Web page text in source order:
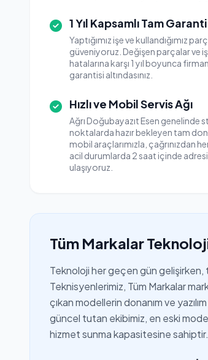
1 Yıl Kapsamlı Tam Garanti
Yaptığımız işe ve kullandığımız
güveniyoruz. Değişen parçalar ve
hatalarına karşı 1 yıl boyunca
garantisi altındasınız.
Hızlı ve Mobil Servis Ağı
Ağrı Doğubayazıt Esen genelinde
noktalarda hazır bekleyen tam
mobil araçlarımızla, çağrınızdan
acil durumlarda 2 saat içinde
ulaşıyoruz.
Tüm Markalar
Teknoloji her geçen gün gelişirken,
Teknisyenlerimiz, Tüm Markalar
çıkan modellerin donanım ve
güncel tutan ekibimiz, en eski
hizmet sunma kapasitesine sahiptir.